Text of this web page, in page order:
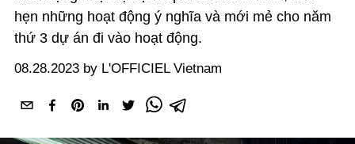
hẹn những hoạt động ý nghĩa và mới mẻ cho năm
thứ 3 dự án đi vào hoạt động.
08.28.2023 by L'OFFICIEL Vietnam